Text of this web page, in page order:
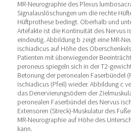
MR-Neurographie des Plexus
Signalauslöschungen um die rechte
Hüftprothese bedingt. Oberhalb und
Artefakte ist die Kontinuität des Nervus
eindeutig. Abbildung b zeigt eine MR-
ischiadicus auf Höhe des
Patienten mit überwiegender
peroneus spiegeln sich in der T2-
Betonung der peronealen Faserbündel
ischiadicus (Pfeil) wieder. Abbildung c
das Denervierungsödem der
peronealen Faserbündel des Nervus
Extensoren (Streck)-Muskulatur des
MR-Neurographie auf Höhe des
kann.